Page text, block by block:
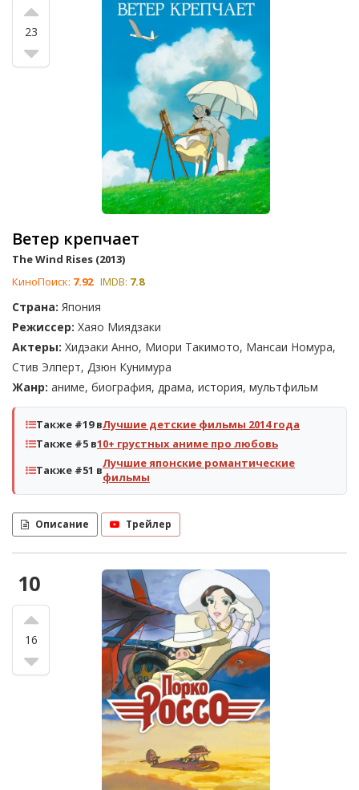
23
Ветер крепчает
The Wind Rises (2013)
КиноПоиск: 7.92 IMDB: 7.8
Страна: Япония
Режиссер: Хаяо Миядзаки
Актеры: Хидэаки Анно, Миори Такимото, Мансаи Номура,
Стив Элперт, Дзюн Кунимура
Жанр: аниме, биография, драма, история, мультфильм
Также #19 вЛучшие детские фильмы 2014 года
Также #5 в10+ грустных аниме про любовь
Также #51 вЛучшие японские романтические
фильмы
Описание Трейлер
10
16